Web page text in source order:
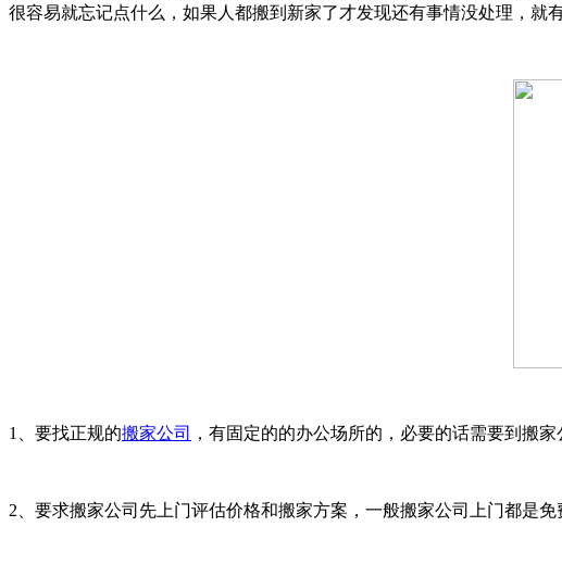
很容易就忘记点什么，如果人都搬到新家了才发现还有事情没处理，就
1、要找正规的搬家公司 ，有固定的的办公场所的，必要的话需要到搬家
2、要求搬家公司先上门评估价格和搬家方案，一般搬家公司上门都是免